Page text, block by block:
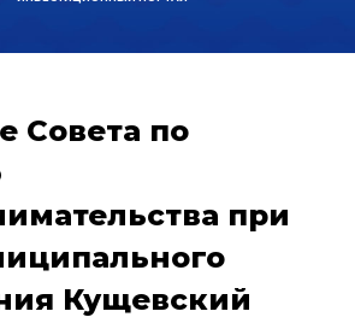
Совета по
при
Кущевский